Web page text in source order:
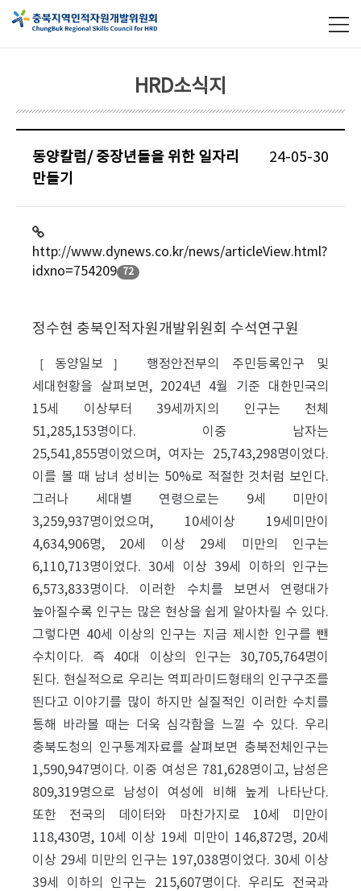
HRD소식지
동양칼럼/ 중장년들을 위한 일자리
만들기
24-05-30
http://www.dynews.co.kr/news/articleView.html?
idxno=754209
72
정수현 충북인적자원개발위원회 수석연구원
［동양일보］ 행정안전부의 주민등록인구 및
세대현황을 살펴보면, 2024년 4월 기준 대한민국의
15세 이상부터 39세까지의 인구는 천체
51,285,153명이다. 이중 남자는
25,541,855명이었으며, 여자는 25,743,298명이었다.
이를 볼 때 남녀 성비는 50%로 적절한 것처럼 보인다.
그러나 세대별 연령으로는 9세 미만이
3,259,937명이었으며, 10세이상 19세미만이
4,634,906명, 20세 이상 29세 미만의 인구는
6,110,713명이었다. 30세 이상 39세 이하의 인구는
6,573,833명이다. 이러한 수치를 보면서 연령대가
높아질수록 인구는 많은 현상을 쉽게 알아차릴 수 있다.
그렇다면 40세 이상의 인구는 지금 제시한 인구를 뺀
수치이다. 즉 40대 이상의 인구는 30,705,764명이
된다. 현실적으로 우리는 역피라미드형태의 인구구조를
띈다고 이야기를 많이 하지만 실질적인 이러한 수치를
통해 바라볼 때는 더욱 심각함을 느낄 수 있다. 우리
충북도청의 인구통계자료를 살펴보면 충북전체인구는
1,590,947명이다. 이중 여성은 781,628명이고, 남성은
809,319명으로 남성이 여성에 비해 높게 나타난다.
또한 전국의 데이터와 마찬가지로 10세 미만이
118,430명, 10세 이상 19세 미만이 146,872명, 20세
이상 29세 미만의 인구는 197,038명이었다. 30세 이상
39세 이하의 인구는 215,607명이다. 우리도 전국과